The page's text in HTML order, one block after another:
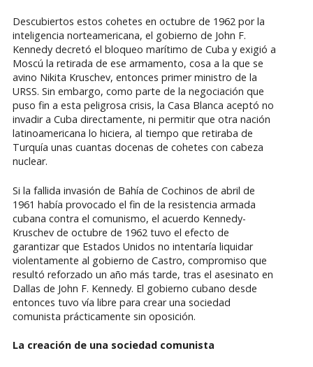
Descubiertos estos cohetes en octubre de 1962 por la
inteligencia norteamericana, el gobierno de John F.
Kennedy decretó el bloqueo marítimo de Cuba y exigió a
Moscú la retirada de ese armamento, cosa a la que se
avino Nikita Kruschev, entonces primer ministro de la
URSS. Sin embargo, como parte de la negociación que
puso fin a esta peligrosa crisis, la Casa Blanca aceptó no
invadir a Cuba directamente, ni permitir que otra nación
latinoamericana lo hiciera, al tiempo que retiraba de
Turquía unas cuantas docenas de cohetes con cabeza
nuclear.
Si la fallida invasión de Bahía de Cochinos de abril de
1961 había provocado el fin de la resistencia armada
cubana contra el comunismo, el acuerdo Kennedy-
Kruschev de octubre de 1962 tuvo el efecto de
garantizar que Estados Unidos no intentaría liquidar
violentamente al gobierno de Castro, compromiso que
resultó reforzado un año más tarde, tras el asesinato en
Dallas de John F. Kennedy. El gobierno cubano desde
entonces tuvo vía libre para crear una sociedad
comunista prácticamente sin oposición.
La creación de una sociedad comunista